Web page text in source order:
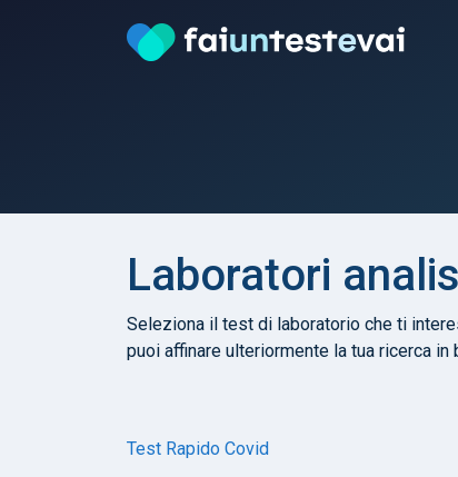
Laboratori
Seleziona il test di laboratorio che ti
puoi affinare ulteriormente la tua ricerca
Test Rapido Covid